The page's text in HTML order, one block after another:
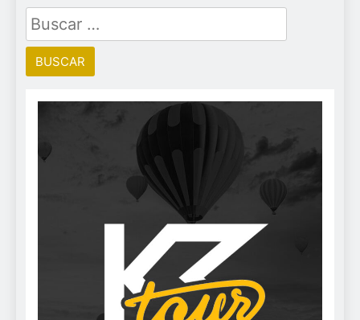
Buscar: